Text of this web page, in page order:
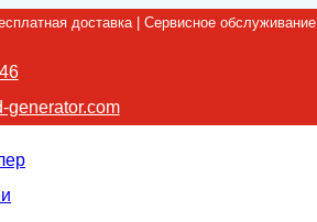
доставка | Сервисное обслуживание
generator.com